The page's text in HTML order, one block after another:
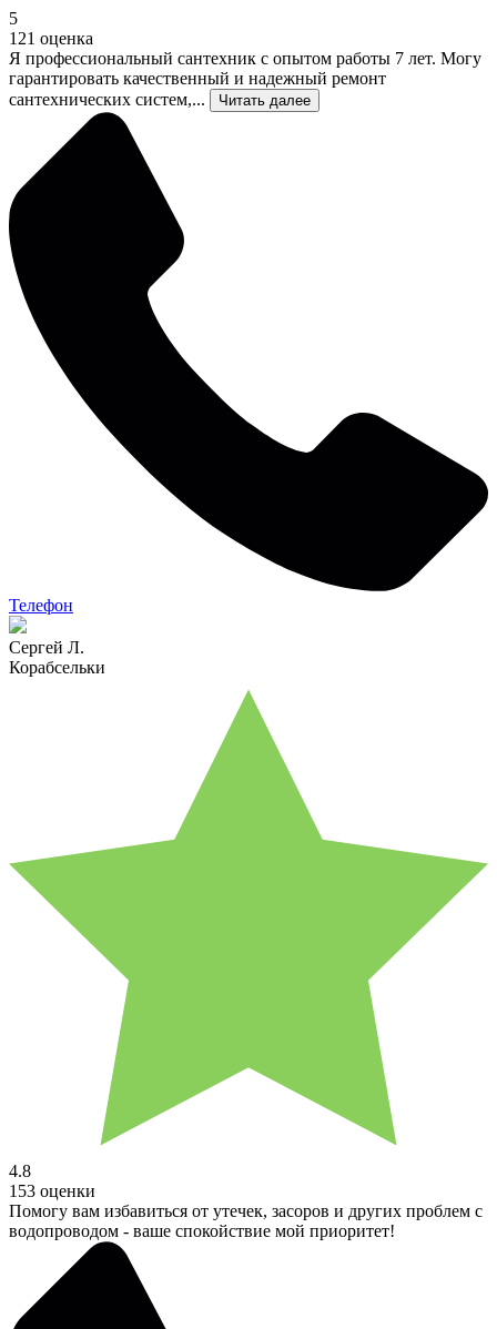
5
121 оценка
Я профессиональный сантехник с опытом работы 7 лет. Могу
гарантировать качественный и надежный ремонт
сантехнических систем,...
Читать далее
Телефон
Сергей Л.
Корабсельки
4.8
153 оценки
Помогу вам избавиться от утечек, засоров и других проблем с
водопроводом - ваше спокойствие мой приоритет!